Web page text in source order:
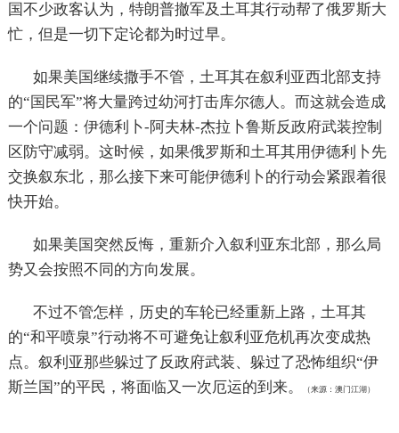
国不少政客认为，特朗普撤军及土耳其行动帮了俄罗斯大
忙，但是一切下定论都为时过早。
如果美国继续撒手不管，土耳其在叙利亚西北部支持
的“国民军”将大量跨过幼河打击库尔德人。而这就会造成
一个问题：伊德利卜-阿夫林-杰拉卜鲁斯反政府武装控制
区防守减弱。这时候，如果俄罗斯和土耳其用伊德利卜先
交换叙东北，那么接下来可能伊德利卜的行动会紧跟着很
快开始。
如果美国突然反悔，重新介入叙利亚东北部，那么局
势又会按照不同的方向发展。
不过不管怎样，历史的车轮已经重新上路，土耳其
的“和平喷泉”行动将不可避免让叙利亚危机再次变成热
点。叙利亚那些躲过了反政府武装、躲过了恐怖组织“伊
斯兰国”的平民，将面临又一次厄运的到来。
（来源：澳门江湖）